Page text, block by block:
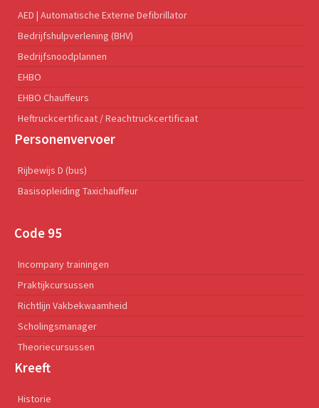
AED | Automatische Externe Defibrillator
Bedrijfshulpverlening (BHV)
Bedrijfsnoodplannen
EHBO
EHBO Chauffeurs
Heftruckcertificaat / Reachtruckcertificaat
Personenvervoer
Rijbewijs D (bus)
Basisopleiding Taxichauffeur
Code 95
Incompany trainingen
Praktijkcursussen
Richtlijn Vakbekwaamheid
Scholingsmanager
Theoriecursussen
Kreeft
Historie